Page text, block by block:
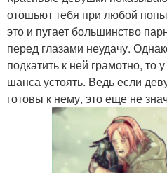
отошьют тебя при любой
это и пугает большинство
перед глазами неудачу.
подкатить к ней грамотно, то
шанса устоять. Ведь если
готовы к нему, это еще не